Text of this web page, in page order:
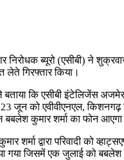
निरोधक ब्यूरो (एसीबी) ने
गिरफ्तार किया।
बताया कि एसीबी इंटेलिजेंस
को एवीवीएनएल, किशनगढ़
कुमार शर्मा का फोन
शर्मा द्वारा परिवादी को
गया जिसमें एक जुलाई को बबलेश